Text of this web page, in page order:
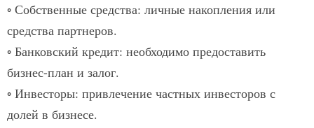
◦ Собственные средства: личные накопления или
средства партнеров.​
◦ Банковский кредит: необходимо предоставить
бизнес-план и залог.​
◦ Инвесторы: привлечение частных инвесторов с
долей в бизнесе.​